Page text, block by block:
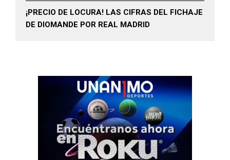
¡PRECIO DE LOCURA! LAS CIFRAS DEL FICHAJE
DE DIOMANDE POR REAL MADRID